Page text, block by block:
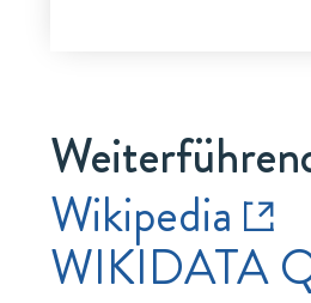
Wikipedia
WIKIDATA